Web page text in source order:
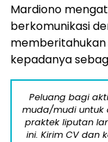
Mardiono
berkomunikasi
memberitahukan
kepadanya
Peluang bagi
muda/mudi untuk
praktek liputan
ini. Kirim CV dan